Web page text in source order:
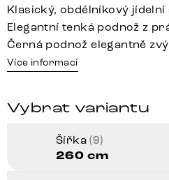
Klasický, obdélníkový jídelní
Elegantní tenká podnož z
Černá podnož elegantně
Více informací
Vybrat variantu
Šířka(9)
260 cm